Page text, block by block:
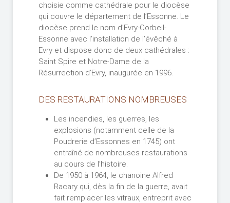
choisie comme cathédrale pour le diocèse
qui couvre le département de l’Essonne. Le
diocèse prend le nom d’Evry-Corbeil-
Essonne avec l’installation de l’évêché à
Evry et dispose donc de deux cathédrales :
Saint Spire et Notre-Dame de la
Résurrection d’Evry, inaugurée en 1996.
DES RESTAURATIONS NOMBREUSES
Les incendies, les guerres, les
explosions (notamment celle de la
Poudrerie d’Essonnes en 1745) ont
entraîné de nombreuses restaurations
au cours de l’histoire.
De 1950 à 1964, le chanoine Alfred
Racary qui, dès la fin de la guerre, avait
fait remplacer les vitraux, entreprit avec